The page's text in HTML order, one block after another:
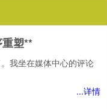
塑**
我坐在媒体中心的评论
...详情